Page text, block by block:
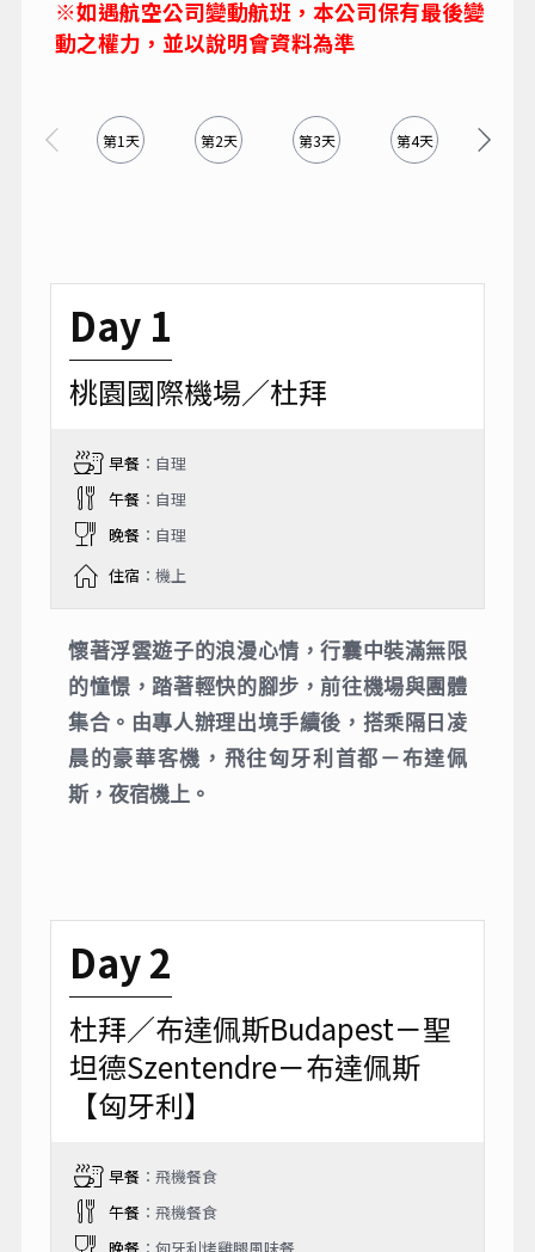
※如遇航空公司變動航班，本公司保有最後變
動之權力，並以說明會資料為準
第1天 第2天 第3天 第4天
Day 1
桃園國際機場／杜拜
早餐：自理
午餐：自理
晚餐：自理
住宿 ：機上
懷著浮雲遊子的浪漫心情，行囊中裝滿無限
的憧憬，踏著輕快的腳步，前往機場與團體
集合。由專人辦理出境手續後，搭乘隔日凌
晨的豪華客機，飛往匈牙利首都－布達佩
斯，夜宿機上。
Day 2
杜拜／布達佩斯Budapest－聖
坦德Szentendre－布達佩斯
【匈牙利】
早餐：飛機餐食
午餐：飛機餐食
晚餐：匈牙利烤雞腿風味餐